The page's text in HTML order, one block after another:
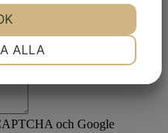
och Google
ALLA